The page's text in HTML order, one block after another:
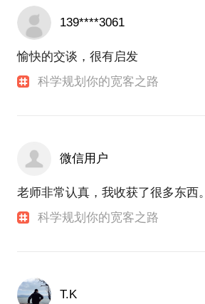
139****3061
愉快的交谈，很有启发
科学规划你的宽客之路
微信用户
老师非常认真，我收获了很多东西。
科学规划你的宽客之路
T.K